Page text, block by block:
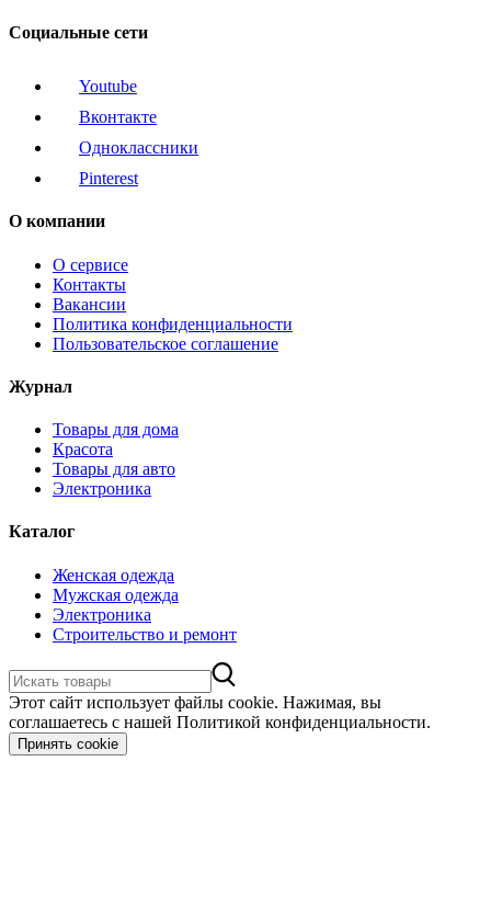
Социальные сети
Youtube
Вконтакте
Одноклассники
Pinterest
О компании
О сервисе
Контакты
Вакансии
Политика конфиденциальности
Пользовательское соглашение
Журнал
Товары для дома
Красота
Товары для авто
Электроника
Каталог
Женская одежда
Мужская одежда
Электроника
Строительство и ремонт
Этот сайт использует файлы cookie. Нажимая, вы
соглашаетесь с нашей Политикой конфиденциальности.
Принять cookie